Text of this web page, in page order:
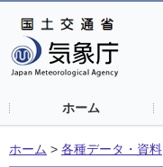
ホーム
ホーム > 各種データ・資料